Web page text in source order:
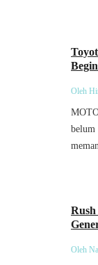
Oleh
belum
Oleh